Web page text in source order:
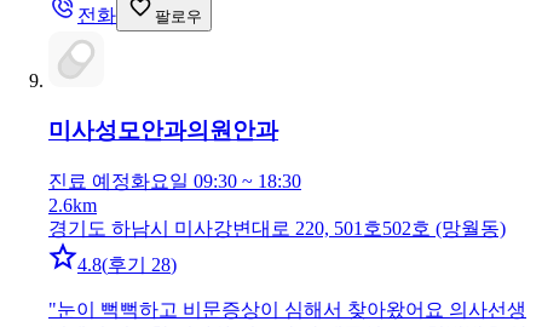
전화 팔로우
미사성모안과의원 안과
진료 예정화요일 09:30 ~ 18:30
2.6km
경기도 하남시 미사강변대로 220, 501호502호 (망월동)
4.8(후기 28)
"눈이 뻑뻑하고 비문증상이 심해서 찾아왔어요 의사선생